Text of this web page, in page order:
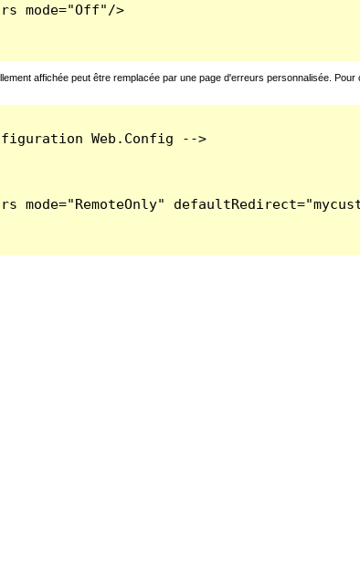
mode="Off"/>
affichée peut être remplacée par une page d'erreurs personnalisée.
Web.Config -->
mode="RemoteOnly"